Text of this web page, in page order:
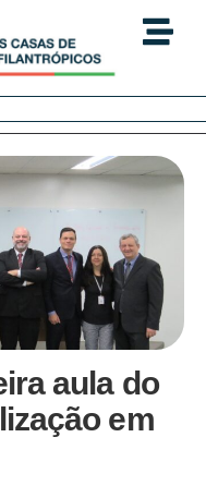
aula do
em